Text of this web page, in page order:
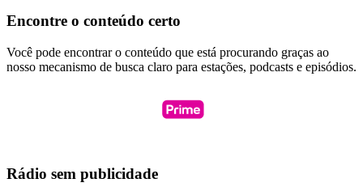
Encontre o conteúdo certo
Você pode encontrar o conteúdo que está procurando graças ao
nosso mecanismo de busca claro para estações, podcasts e episódios.
Rádio sem publicidade